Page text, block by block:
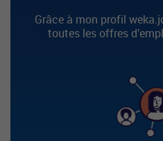
Grâce à mon profil
toutes les offres